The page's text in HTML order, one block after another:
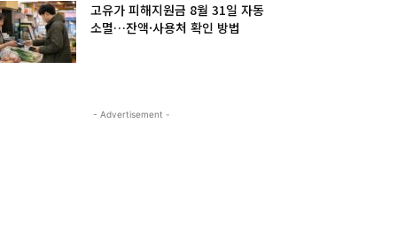
고유가 피해지원금 8월 31일 자동
소멸…잔액·사용처 확인 방법
- Advertisement -